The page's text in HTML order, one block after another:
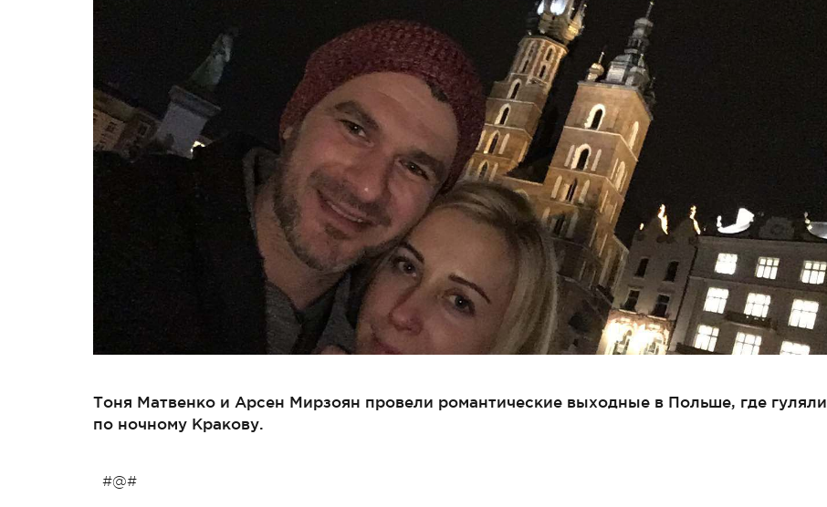
Тоня Матвенко и Арсен Мирзоян провели романтические выходные в Польше, где гуляли
по ночному Кракову.
#@#